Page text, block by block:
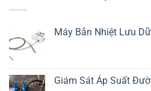
Máy Bắn Nhiệt Lưu
Giám Sát Áp Suất